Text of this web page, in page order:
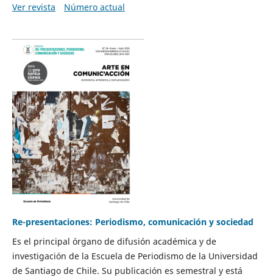
Ver revista
Número actual
Re-presentaciones: Periodismo, comunicación y sociedad
Es el principal órgano de difusión académica y de
investigación de la Escuela de Periodismo de la Universidad
de Santiago de Chile. Su publicación es semestral y está